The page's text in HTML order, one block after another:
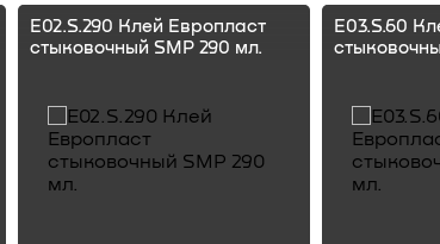
E02.S.290 Клей Европласт
стыковочный SMP 290 мл.
E03.S.60